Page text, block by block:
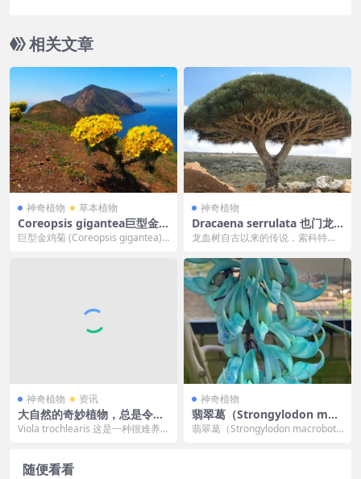
相关文章
神奇植物 草本植物
Coreopsis gigantea巨型金
鸡菊
巨型金鸡菊 (Coreopsis gigantea)
神奇植物
Dracaena serrulata 也门龙
血树
龙血树自古以来的传说，索科特拉
为“龙血”而被开发。...
神奇植物 资讯
大自然的奇妙植物，总是令人
大开眼界
Viola trochlearis 这是一种很难养
神奇植物
翡翠葛（Strongylodon mac
robotrys A. Gray）
翡翠葛（Strongylodon macrobotr
随便看看